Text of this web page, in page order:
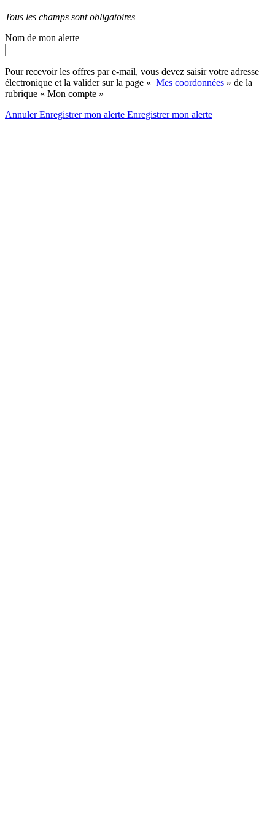
Tous les champs sont obligatoires
Nom de mon alerte
Pour recevoir les offres par e-mail, vous devez saisir votre adresse
électronique et la valider sur la page « Mes coordonnées » de la
rubrique « Mon compte »
AnnulerEnregistrer mon alerte Enregistrermon alerte